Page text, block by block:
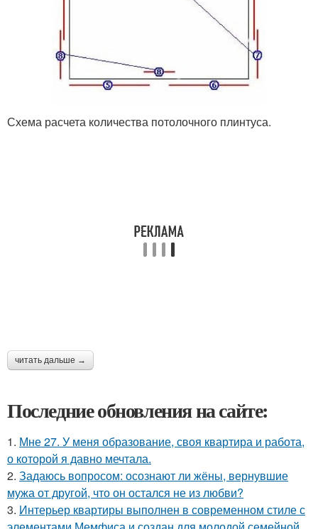
Схема расчета количества потолочного плинтуса.
читать дальше →
Последние обновления на сайте:
1. Мне 27. У меня образование, своя квартира и работа,
о которой я давно мечтала.
2. Задаюсь вопросом: осознают ли жёны, вернувшие
мужа от другой, что он остался не из любви?
3. Интерьер квартиры выполнен в современном стиле с